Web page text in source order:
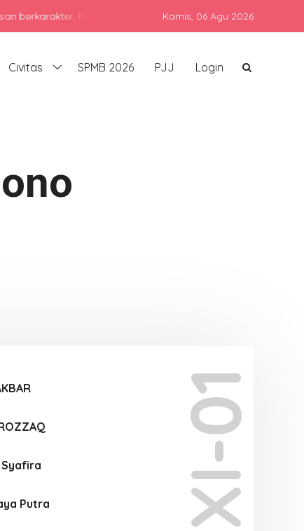
berprestasi, dan siap bersaing di era global dengan
Kamis, 06 Agu 2026
Civitas SPMB 2026 PJJ Login
XI-01
Putra